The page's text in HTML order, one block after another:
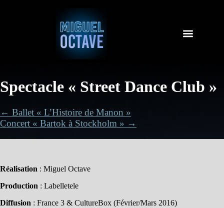
Spectacle « Street Dance Club »
← Ballet « L’Histoire de Manon »
Concert « Bartok à Stockholm » →
Réalisation : Miguel Octave
Production : Labelletele
Diffusion : France 3 & CultureBox (Février/Mars 2016)